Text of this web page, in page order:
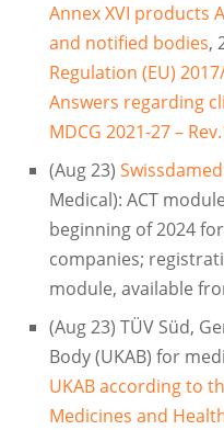
Annex XVI products
and notified bodies,
Regulation (EU)
Answers regarding
MDCG 2021-27 –
(Aug 23) Swissdamed
Medical): ACT
beginning of 2024
companies;
module, available
(Aug 23) TÜV Süd,
Body (UKAB) for
UKAB according to
Medicines and